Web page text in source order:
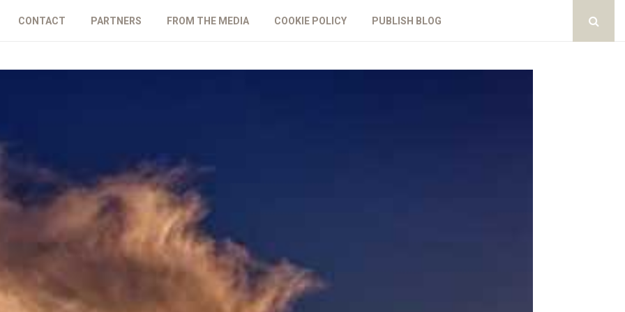
CONTACT PARTNERS FROM THE MEDIA COOKIE POLICY PUBLISH BLOG